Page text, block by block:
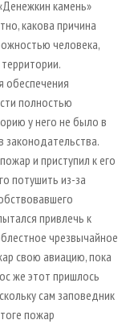
камень»
какова причина
человека,
обеспечения
полностью
у него не было в
законодательства.
и приступил к его
потушить из-за
привлечь к
чрезвычайное
свою авиацию, пока
же этот пришлось
сам заповедник
пожар